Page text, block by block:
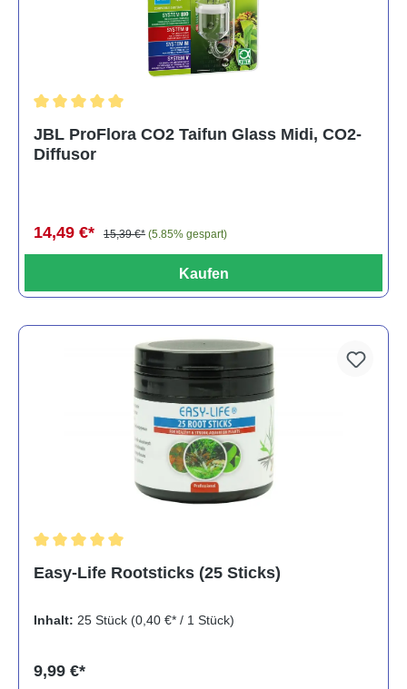
JBL ProFlora CO2 Taifun Glass Midi, CO2-
Diffusor
14,49 €* 15,39 €* (5.85% gespart)
Kaufen
Easy-Life Rootsticks (25 Sticks)
Inhalt: 25 Stück (0,40 €* / 1 Stück)
9,99 €*